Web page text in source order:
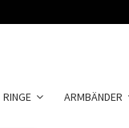
RINGE ARMBÄNDER